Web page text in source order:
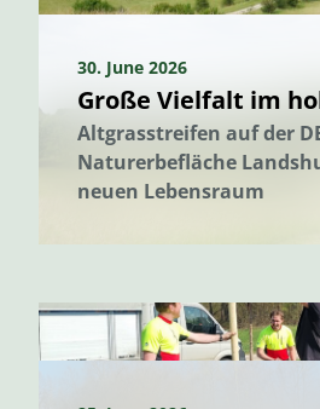
30. June 2026
Große Vielfalt im
Altgrasstreifen auf der
Naturerbefläche
neuen Lebensraum